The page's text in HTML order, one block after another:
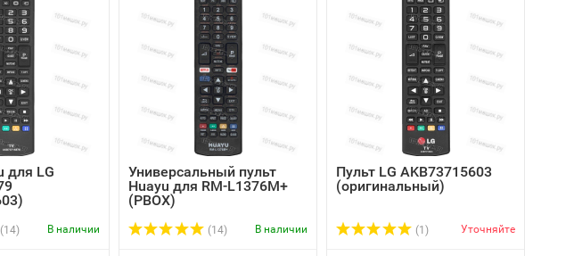
для LG
(14) В наличии
Универсальный пульт
Huayu для RM-L1376M+
(PBOX)
(14) В наличии
Пульт LG AKB73715603
(оригинальный)
(1) Уточняйте